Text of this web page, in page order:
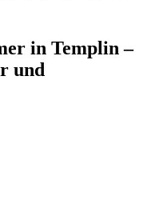
in Templin –
und